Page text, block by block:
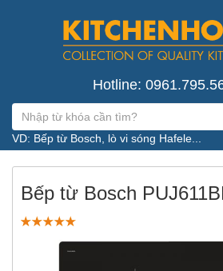
Hotline:
VD: Bếp từ Bosch, lò vi sóng Hafele...
Bếp từ Bosch